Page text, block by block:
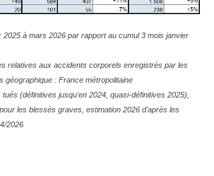
2025 à mars 2026 par rapport au cumul 3 mois janvier
relatives aux accidents corporels enregistrés par les
géographique : France métropolitaine
(définitives jusqu'en 2024, quasi-définitives 2025),
les blessés graves, estimation 2026 d'après les
2026